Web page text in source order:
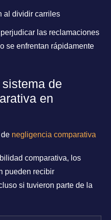
al dividir carriles
las reclamaciones
se enfrentan rápidamente
de
en
negligencia comparativa
comparativa, los
pueden recibir
si tuvieron parte de la